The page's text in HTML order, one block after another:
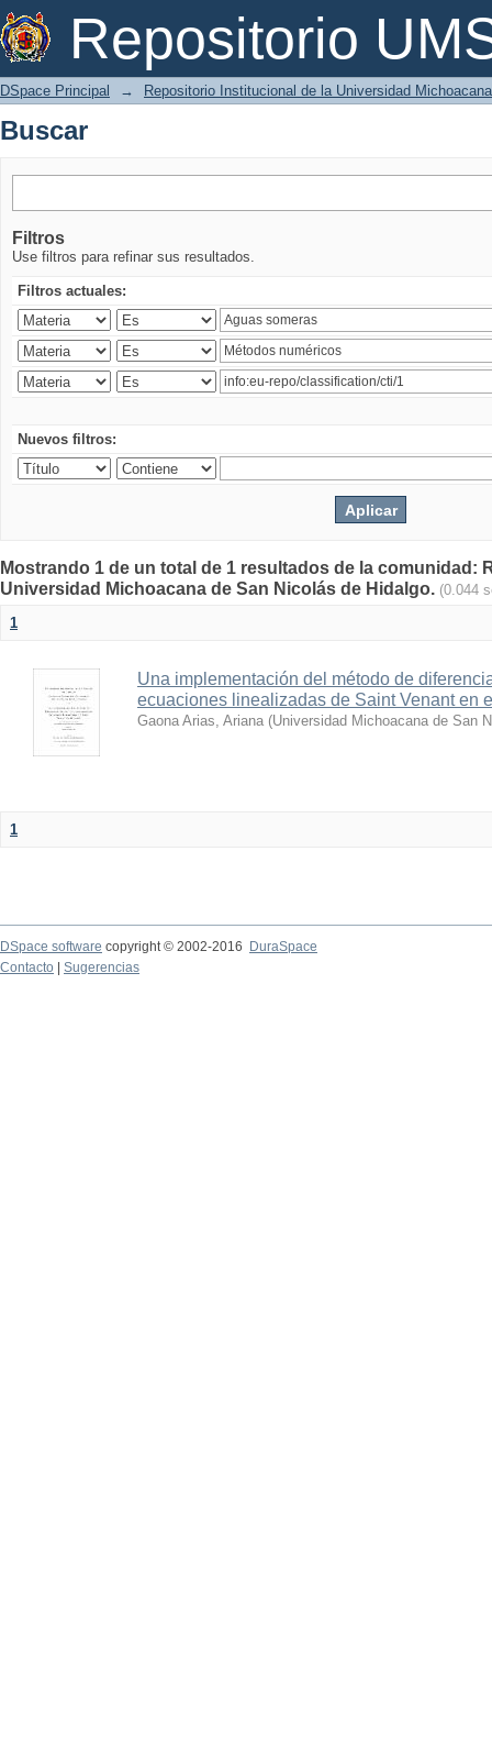
Repositorio
Buscar
DSpace Principal → Repositorio Institucional de la Universidad
Buscar
Filtros
Use filtros para refinar sus resultados.
Filtros actuales:
Nuevos filtros:
Mostrando 1 de un total de 1 resultados de la comunidad:
Universidad Michoacana de San Nicolás de Hidalgo. (0.044
1
Una implementación del método de
ecuaciones linealizadas de Saint Venant en
Gaona Arias, Ariana (Universidad Michoacana de San
1
DSpace software copyright © 2002-2016
DuraSpace
Contacto
Sugerencias